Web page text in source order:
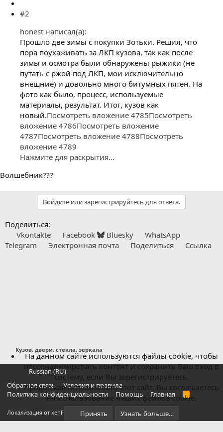
#2
honest написал(а):
Прошло две зимы с покупки Зотьки. Решил, что
пора поухаживать за ЛКП кузова, так как после
зимы и осмотра были обнаружены рыжики (не
путать с ржой под ЛКП, мои исключительно
внешние) и довольно много битумных пятен. На
фото как было, процесс, используемые
материалы, результат. Итог, кузов как
новый.Посмотреть вложение 4785Посмотреть
вложение 4786Посмотреть вложение
4787Посмотреть вложение 4788Посмотреть
вложение 4789
Нажмите для раскрытия...
Волшебник???
Войдите или зарегистрируйтесь для ответа.
Поделиться:
Vkontakte
Facebook Bluesky
WhatsApp
Telegram
Электронная почта Поделиться Ссылка
Кузов, двери, стекла, зеркала
Russian (RU)
Обратная связь
Условия и правила
Политика конфиденциальности
Помощь Главная
R
S
Локализация от xenForo.Info
На данном сайте используются файлы cookie, чтобы
персонализировать контент и сохранить Ваш вход в
систему, если Вы зарегистрируетесь.
Продолжая использовать этот сайт, Вы соглашаетесь
на использование наших файлов cookie.
Принять Узнать больше…